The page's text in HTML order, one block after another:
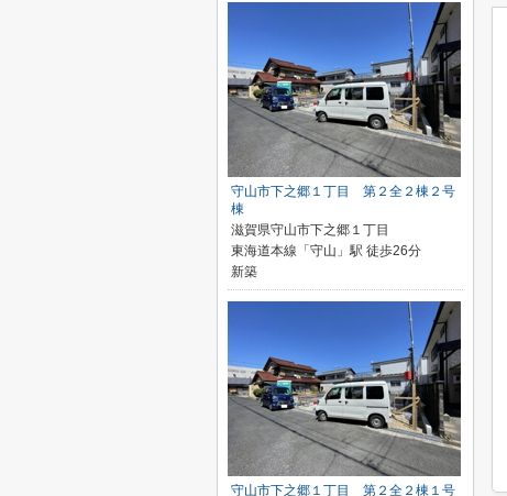
守山市下之郷１丁目 第２全２棟２号
棟
滋賀県守山市下之郷１丁目
東海道本線「守山」駅 徒歩26分
新築
守山市下之郷１丁目 第２全２棟１号